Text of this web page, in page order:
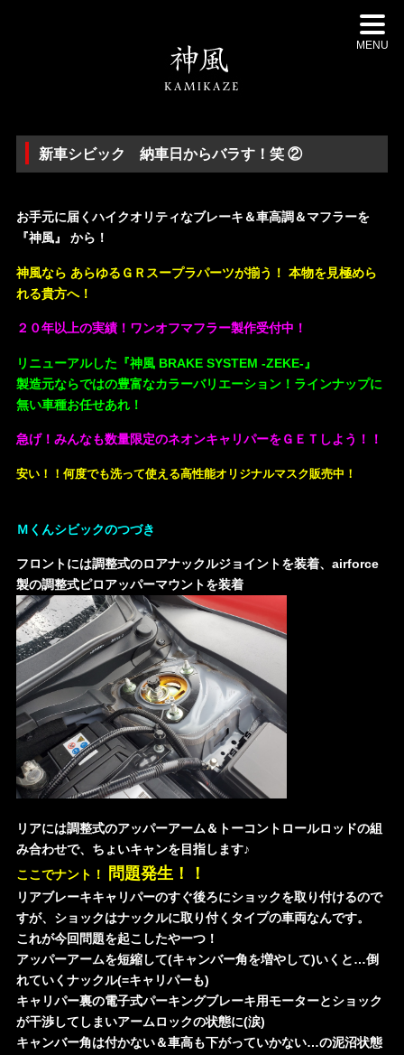
MENU
新車シビック 納車日からバラす！笑 ②
お手元に届くハイクオリティなブレーキ＆車高調＆マフラーを
『神風』 から！
神風なら あらゆるＧＲスープラパーツが揃う！ 本物を見極めら
れる貴方へ！
２０年以上の実績！ワンオフマフラー製作受付中！
リニューアルした『神風 BRAKE SYSTEM -ZEKE-』
製造元ならではの豊富なカラーバリエーション！ラインナップに
無い車種お任せあれ！
急げ！みんなも数量限定のネオンキャリパーをＧＥＴしよう！！
安い！！何度でも洗って使える高性能オリジナルマスク販売中！
Ｍくんシビックのつづき
フロントには調整式のロアナックルジョイントを装着、airforce
製の調整式ピロアッパーマウントを装着
リアには調整式のアッパーアーム＆トーコントロールロッドの組
み合わせで、ちょいキャンを目指します♪
ここでナント！
問題発生！！
リアブレーキキャリパーのすぐ後ろにショックを取り付けるので
すが、ショックはナックルに取り付くタイプの車両なんです。
これが今回問題を起こしたやーつ！
アッパーアームを短縮して(キャンバー角を増やして)いくと…倒
れていくナックル(=キャリパーも)
キャリパー裏の電子式パーキングブレーキ用モーターとショック
が干渉してしまいアームロックの状態に(涙)
キャンバー角は付かない＆車高も下がっていかない…の泥沼状態